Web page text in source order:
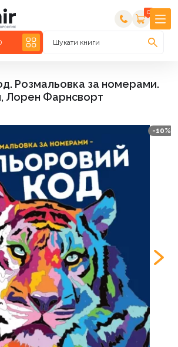
0
Шукати книги
Розмальовка за номерами.
Лорен Фарнсворт
-10%